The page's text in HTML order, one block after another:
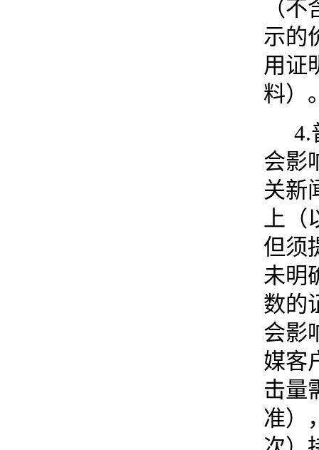
（
示的
用证
料）
4.
会影
关新
上（
但须
未明
数的
会影
媒客
击量
准）